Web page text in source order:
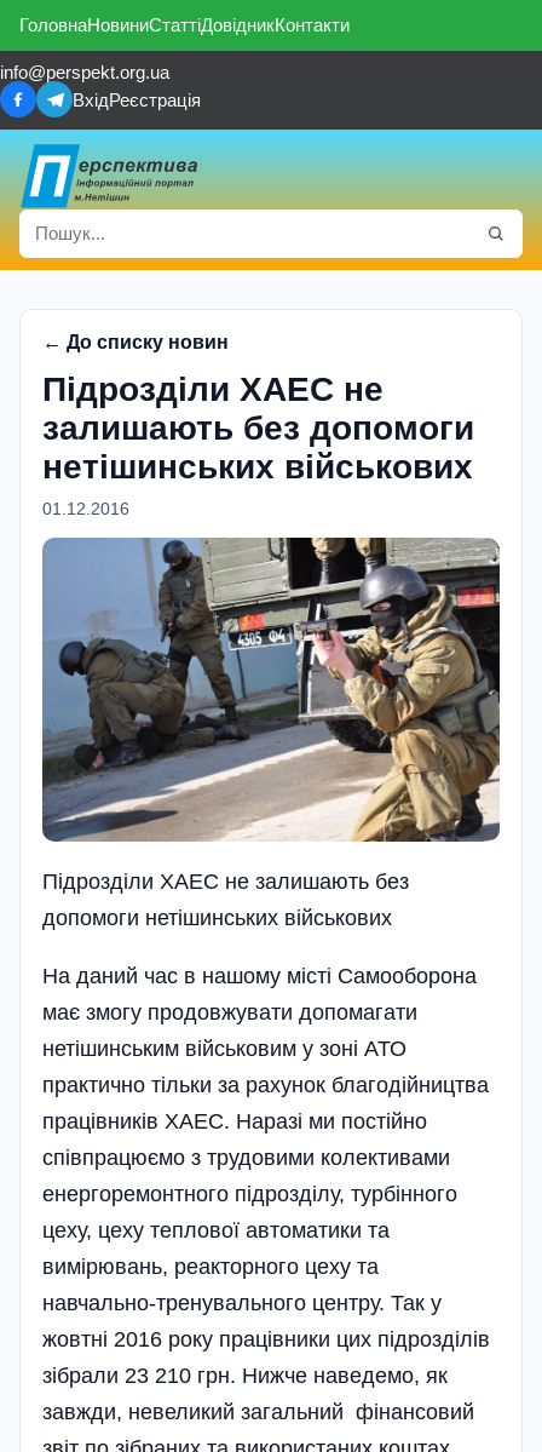
ГоловнаНовиниСтаттіДовідникКонтакти
info@perspekt.org.ua
ВхідРеєстрація
← До списку новин
Підрозділи ХАЕС не
залишають без допомоги
нетішинських військових
01.12.2016
Підрозділи ХАЕС не залишають без
допомоги нетішинських військових
На даний час в нашому місті Самооборона
має змогу продовжувати допомагати
нетішинським військовим у зоні АТО
практично тільки за рахунок благодійництва
працівників ХАЕС. Наразі ми пості­йно
співпрацюємо з трудовими колективами
енергоремонтного під­розділу, турбінного
цеху, цеху теплової автоматики та
вимірювань, реакторного цеху та
навчально-тренувального центру. Так у
жовтні 2016 року працівники цих підроз­ділів
зібрали 23 210 грн. Нижче наведемо, як
завжди, невеликий загальний фінансовий